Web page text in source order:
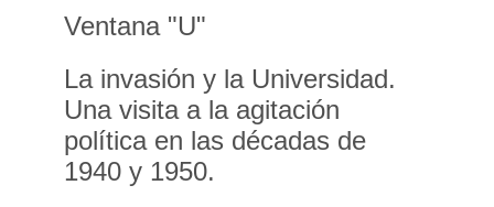
Ventana "U"
La invasión y la Universidad.
Una visita a la agitación
política en las décadas de
1940 y 1950.